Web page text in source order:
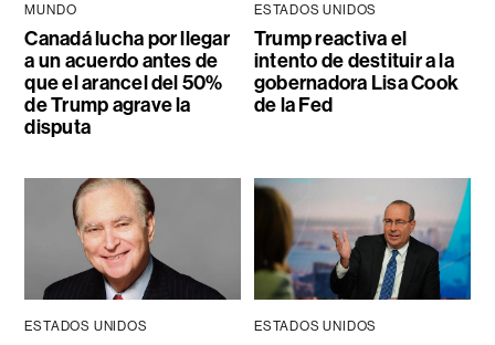
MUNDO
Canadá lucha por llegar
a un acuerdo antes de
que el arancel del 50%
de Trump agrave la
disputa
ESTADOS UNIDOS
Trump reactiva el
intento de destituir a la
gobernadora Lisa Cook
de la Fed
ESTADOS UNIDOS ESTADOS UNIDOS